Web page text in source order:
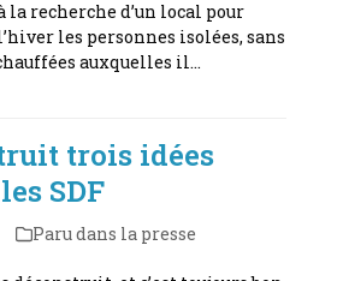
la recherche d’un local pour
les personnes isolées, sans
auxquelles il…
trois idées
SDF
Paru dans la presse